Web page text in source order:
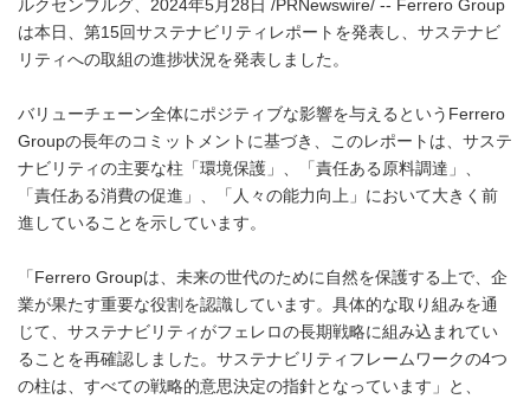
ルクセンブルグ、2024年5月28日 /PRNewswire/ -- Ferrero Group
は本日、第15回サステナビリティレポートを発表し、サステナビ
リティへの取組の進捗状況を発表しました。
バリューチェーン全体にポジティブな影響を与えるというFerrero
Groupの長年のコミットメントに基づき、このレポートは、サステ
ナビリティの主要な柱「環境保護」、「責任ある原料調達」、
「責任ある消費の促進」、「人々の能力向上」において大きく前
進していることを示しています。
「Ferrero Groupは、未来の世代のために自然を保護する上で、企
業が果たす重要な役割を認識しています。具体的な取り組みを通
じて、サステナビリティがフェレロの長期戦略に組み込まれてい
ることを再確認しました。サステナビリティフレームワークの4つ
の柱は、すべての戦略的意思決定の指針となっています」と、